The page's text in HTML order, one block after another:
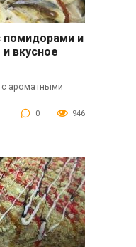
помидорами и
вкусное
с ароматными
0 946